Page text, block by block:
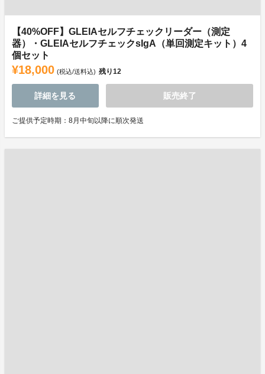
【40%OFF】GLEIAセルフチェックリーダー（測定
器）・GLEIAセルフチェックsIgA（単回測定キット）4
個セット
¥18,000 (税込/送料込) 残り12
詳細を見る 販売終了
ご提供予定時期：8月中旬以降に順次発送